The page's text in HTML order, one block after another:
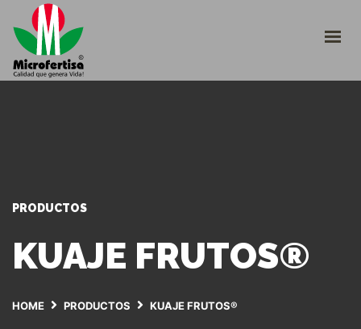
PRODUCTOS
KUAJE FRUTOS®
HOME PRODUCTOS KUAJE FRUTOS®